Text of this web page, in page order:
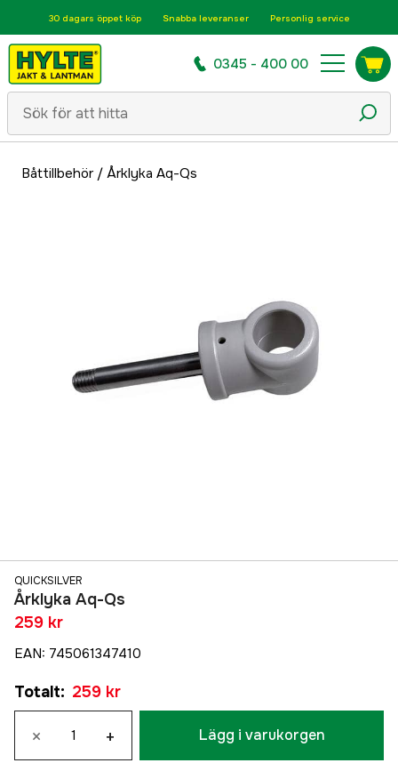
30 dagars öppet köp Snabba leveranser Personlig service
0345 - 400 00
Båttillbehör/ Årklyka Aq-Qs
QUICKSILVER
Årklyka Aq-Qs
259 kr
EAN: 745061347410
Totalt: 259 kr
× + Lägg i varukorgen